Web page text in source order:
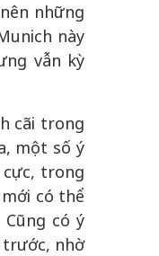
những
này
vẫn kỳ
cãi trong
một số ý
trong
có thể
có ý
trước, nhờ